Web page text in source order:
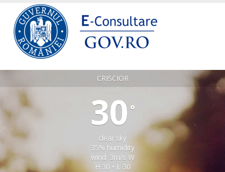
CRISCIOR
30 °
clear sky
35% humidity
wind: 3m/s W
H 30 • L 30